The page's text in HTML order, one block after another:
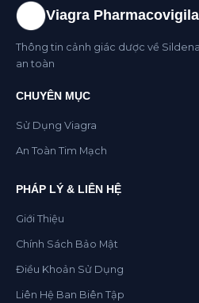
Viagra
Thông tin cảnh giác dược về
an toàn
CHUYÊN MỤC
Sử Dụng Viagra
An Toàn Tim Mạch
PHÁP LÝ & LIÊN HỆ
Giới Thiệu
Chính Sách Bảo Mật
Điều Khoản Sử Dụng
Liên Hệ Ban Biên Tập